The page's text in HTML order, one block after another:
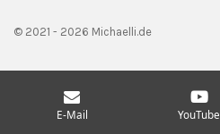
© 2021 - 2026 Michaelli.de
E-Mail YouTube